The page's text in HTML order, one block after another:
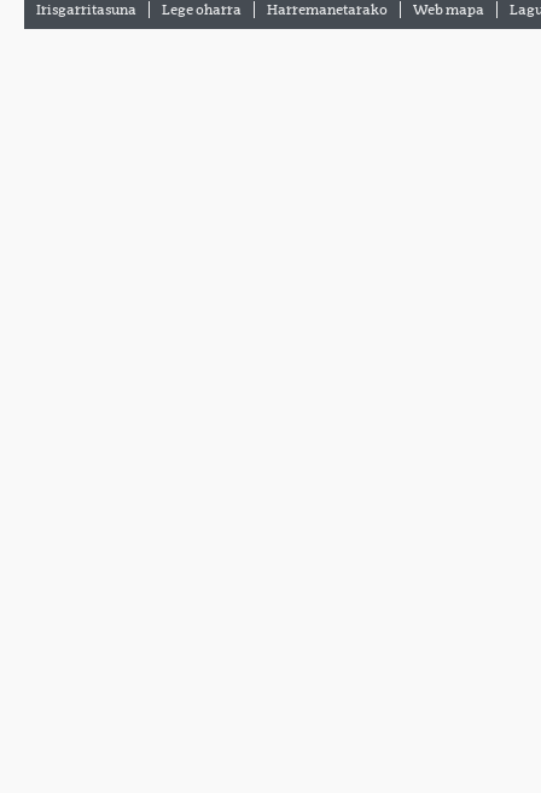
Irisgarritasuna Lege oharra Harremanetarako Web mapa